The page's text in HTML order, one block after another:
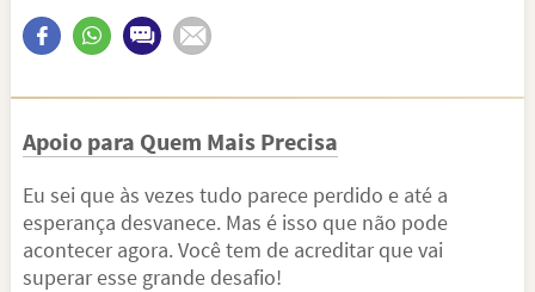
Apoio para Quem Mais Precisa
Eu sei que às vezes tudo parece perdido e até a
esperança desvanece. Mas é isso que não pode
acontecer agora. Você tem de acreditar que vai
superar esse grande desafio!